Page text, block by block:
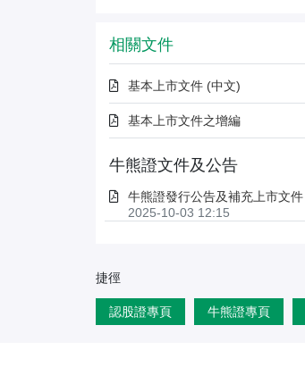
相關文件
基本上市文件 (中文)
基本上市文件之增編
牛熊證文件及公告
牛熊證發行公告及補充上市文件
2025-10-03 12:15
捷徑
認股證專頁 牛熊證專頁